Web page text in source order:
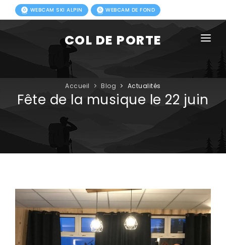
WEBCAM SKI ALPIN WEBCAM DE FOND
COL DE PORTE
FORFAITS
ACTIVITÉS ÉTÉ
PHOTOS
Accueil Blog Actualités
Fête de la musique le 22 juin